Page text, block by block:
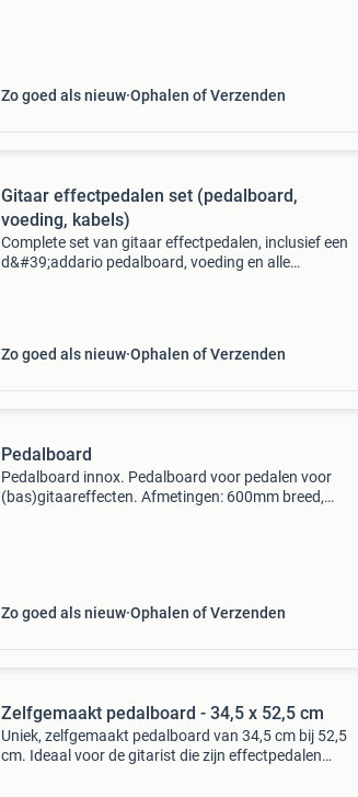
Zo goed als nieuw Ophalen of Verzenden
Gitaar effectpedalen set (pedalboard,
voeding, kabels)
Complete set van gitaar effectpedalen, inclusief een
d&#39;addario pedalboard, voeding en alle
Zo goed als nieuw Ophalen of Verzenden
Pedalboard
Pedalboard innox. Pedalboard voor pedalen voor
(bas)gitaareffecten. Afmetingen: 600mm breed,
Zo goed als nieuw Ophalen of Verzenden
Zelfgemaakt pedalboard - 34,5 x 52,5 cm
Uniek, zelfgemaakt pedalboard van 34,5 cm bij 52,5
cm. Ideaal voor de gitarist die zijn effectpedalen